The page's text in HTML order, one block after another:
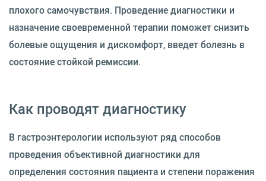
плохого самочувствия. Проведение диагностики и
назначение своевременной терапии поможет снизить
болевые ощущения и дискомфорт, введет болезнь в
состояние стойкой ремиссии.
Как проводят диагностику
В гастроэнтерологии используют ряд способов
проведения объективной диагностики для
определения состояния пациента и степени поражения